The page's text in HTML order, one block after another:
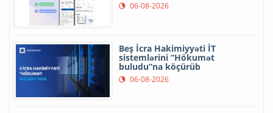
06-08-2026
Beş İcra Hakimiyyəti İT
sistemlərini “Hökumət
buludu”na köçürüb
06-08-2026